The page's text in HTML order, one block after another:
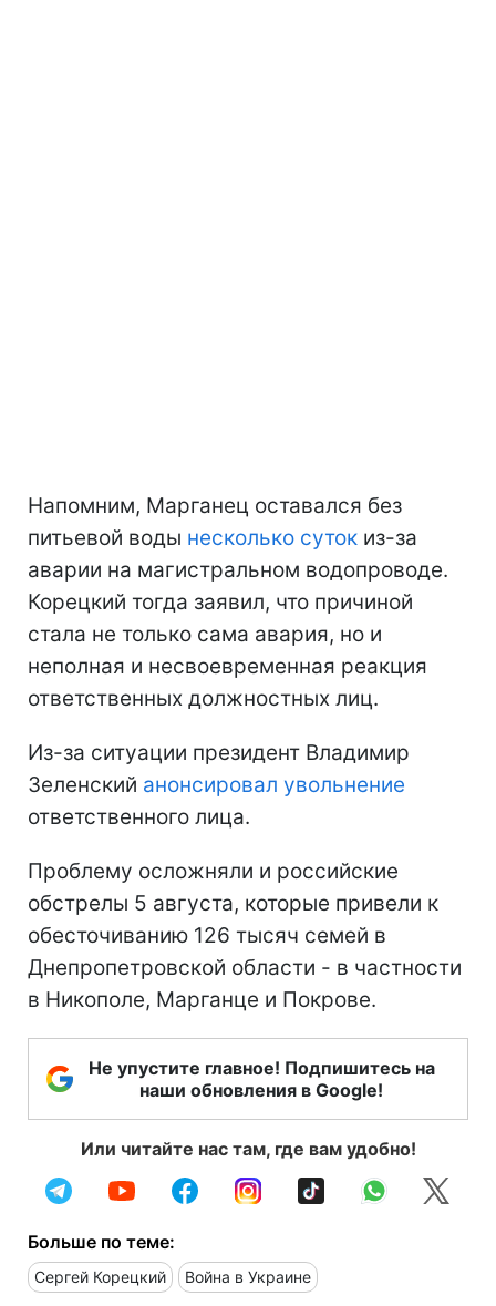
Напомним, Марганец оставался без
питьевой воды несколько суток из-за
аварии на магистральном водопроводе.
Корецкий тогда заявил, что причиной
стала не только сама авария, но и
неполная и несвоевременная реакция
ответственных должностных лиц.
Из-за ситуации президент Владимир
Зеленский анонсировал увольнение
ответственного лица.
Проблему осложняли и российские
обстрелы 5 августа, которые привели к
обесточиванию 126 тысяч семей в
Днепропетровской области - в частности
в Никополе, Марганце и Покрове.
Не упустите главное! Подпишитесь на
наши обновления в Google!
Или читайте нас там, где вам удобно!
Больше по теме:
Сергей Корецкий Война в Украине